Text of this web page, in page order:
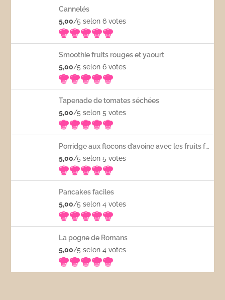
Cannelés
5,00/5 selon 6votes
Smoothie fruits rouges et yaourt
5,00/5 selon 6votes
Tapenade de tomates séchées
5,00/5 selon 5votes
Porridge aux flocons d’avoine avec les fruits frais
5,00/5 selon 5votes
Pancakes faciles
5,00/5 selon 4votes
La pogne de Romans
5,00/5 selon 4votes